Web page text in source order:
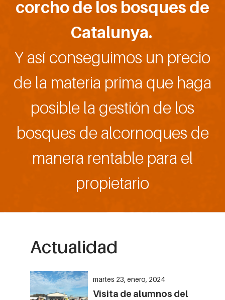
corcho de los bosques de
Catalunya.
Y así conseguimos un precio
de la materia prima que haga
posible la gestión de los
bosques de alcornoques de
manera rentable para el
propietario
Actualidad
martes 23, enero, 2024
Visita de alumnos del